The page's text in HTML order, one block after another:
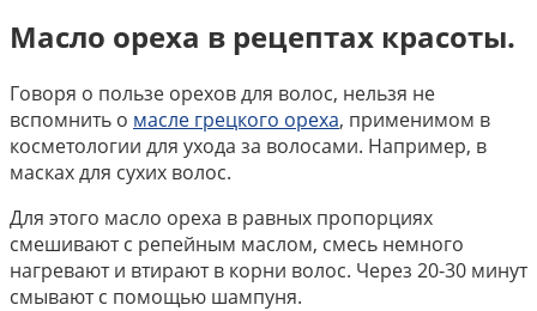
Масло ореха в рецептах красоты.
Говоря о пользе орехов для волос, нельзя не
вспомнить о масле грецкого ореха, применимом в
косметологии для ухода за волосами. Например, в
масках для сухих волос.
Для этого масло ореха в равных пропорциях
смешивают с репейным маслом, смесь немного
нагревают и втирают в корни волос. Через 20-30 минут
смывают с помощью шампуня.